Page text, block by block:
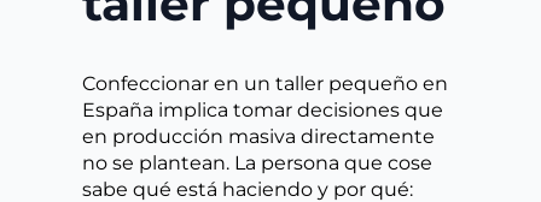
Confeccionar en un taller pequeño en
España implica tomar decisiones que
en producción masiva directamente
no se plantean. La persona que cose
sabe qué está haciendo y por qué: